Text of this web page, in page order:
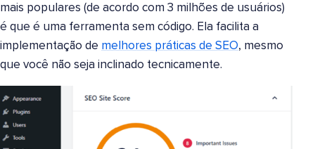
mais populares (de acordo com 3 milhões de usuários)
é que é uma ferramenta sem código. Ela facilita a
implementação de melhores práticas de SEO, mesmo
que você não seja inclinado tecnicamente.